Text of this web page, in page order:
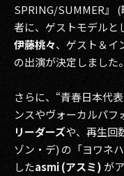
PRIVACY POLICY
SPRING/SUMMER』
者に、ゲストモデルと
伊藤桃々、ゲスト＆イ
の出演が決定しました。
さらに、“青春日本代
ンスやヴォーカルパフ
リーダーズや、再生回
ゾン・デ) の「ヨワネ
したasmi (アスミ) が